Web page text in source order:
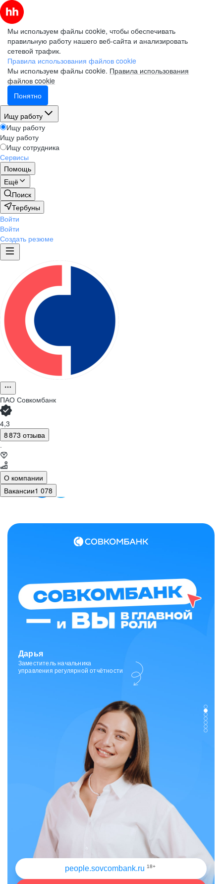
Мы используем файлы cookie, чтобы обеспечивать
правильную работу нашего веб-сайта и анализировать
сетевой трафик.
Правила использования файлов cookie
Мы используем файлы cookie. Правила использования
файлов cookie
Понятно
Ищу работу
Ищу работу
Ищу работу
Ищу сотрудника
Сервисы
Помощь
Ещё
Поиск
Тербуны
Войти
Войти
Создать резюме
ПАО Совкомбанк
4,3
8 873 отзыва
·
О компании
Вакансии1 078
people.sovcombank.ru 18+
Зарина
Ведущий специалист
отдела исходящих коммуникаций